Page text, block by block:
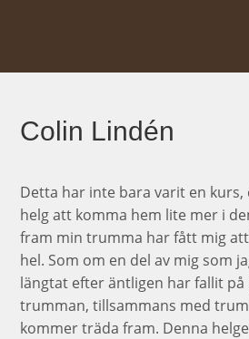
Colin Lindén
Detta har inte bara varit en
helg att komma hem lite mer i
fram min trumma har fått mig
hel. Som om en del av mig som
längtat efter äntligen har fallit på
trumman, tillsammans med
kommer träda fram. Denna